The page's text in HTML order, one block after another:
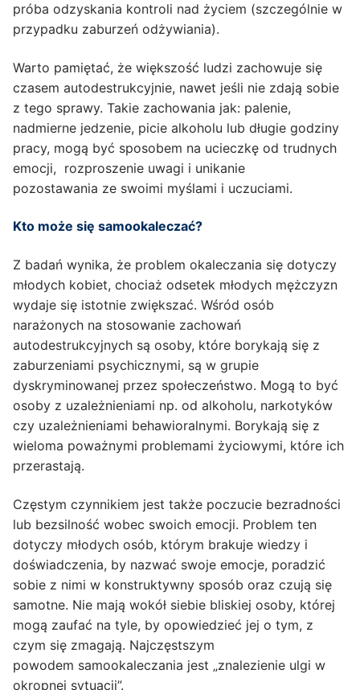
próba odzyskania kontroli nad życiem (szczególnie w
przypadku zaburzeń odżywiania).
Warto pamiętać, że większość ludzi zachowuje się
czasem autodestrukcyjnie, nawet jeśli nie zdają sobie
z tego sprawy. Takie zachowania jak: palenie,
nadmierne jedzenie, picie alkoholu lub długie godziny
pracy, mogą być sposobem na ucieczkę od trudnych
emocji, rozproszenie uwagi i unikanie
pozostawania ze swoimi myślami i uczuciami.
Kto może się samookaleczać?
Z badań wynika, że problem okaleczania się dotyczy
młodych kobiet, chociaż odsetek młodych mężczyzn
wydaje się istotnie zwiększać. Wśród osób
narażonych na stosowanie zachowań
autodestrukcyjnych są osoby, które borykają się z
zaburzeniami psychicznymi, są w grupie
dyskryminowanej przez społeczeństwo. Mogą to być
osoby z uzależnieniami np. od alkoholu, narkotyków
czy uzależnieniami behawioralnymi. Borykają się z
wieloma poważnymi problemami życiowymi, które ich
przerastają.
Częstym czynnikiem jest także poczucie bezradności
lub bezsilność wobec swoich emocji. Problem ten
dotyczy młodych osób, którym brakuje wiedzy i
doświadczenia, by nazwać swoje emocje, poradzić
sobie z nimi w konstruktywny sposób oraz czują się
samotne. Nie mają wokół siebie bliskiej osoby, której
mogą zaufać na tyle, by opowiedzieć jej o tym, z
czym się zmagają. Najczęstszym
powodem samookaleczania jest „znalezienie ulgi w
okropnej sytuacji”.